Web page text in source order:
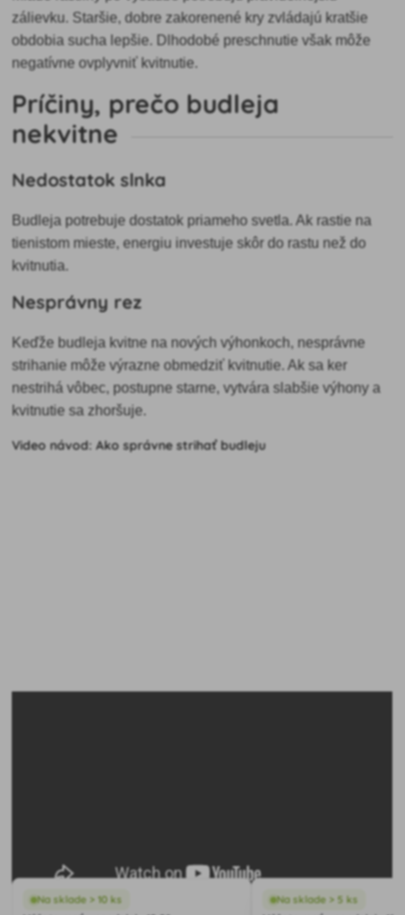
zálievku. Staršie, dobre zakorenené kry zvládajú kratšie
obdobia sucha lepšie. Dlhodobé preschnutie však môže
negatívne ovplyvniť kvitnutie.
Príčiny, prečo budleja
nekvitne
Nedostatok slnka
Budleja potrebuje dostatok priameho svetla. Ak rastie na
tienistom mieste, energiu investuje skôr do rastu než do
kvitnutia.
Nesprávny rez
Keďže budleja kvitne na nových výhonkoch, nesprávne
strihanie môže výrazne obmedziť kvitnutie. Ak sa ker
nestrihá vôbec, postupne starne, vytvára slabšie výhony a
kvitnutie sa zhoršuje.
Video návod: Ako správne strihať budleju
Na sklade > 10 ks
Na sklade > 5 ks